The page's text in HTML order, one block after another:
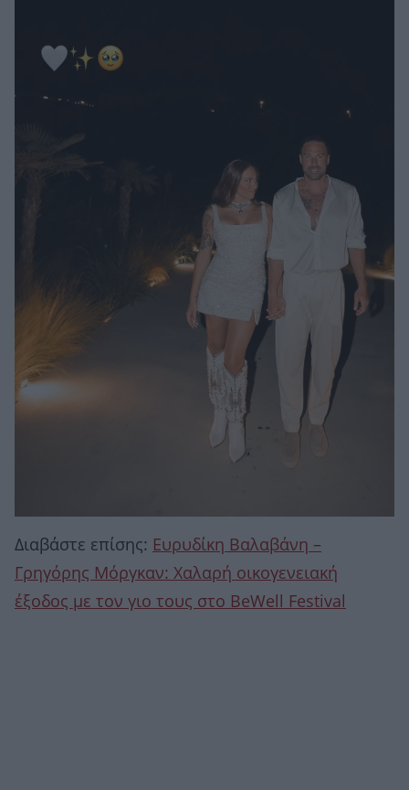
Διαβάστε επίσης: Ευρυδίκη Βαλαβάνη –
Γρηγόρης Μόργκαν: Χαλαρή οικογενειακή
έξοδος με τον γιο τους στο BeWell Festival